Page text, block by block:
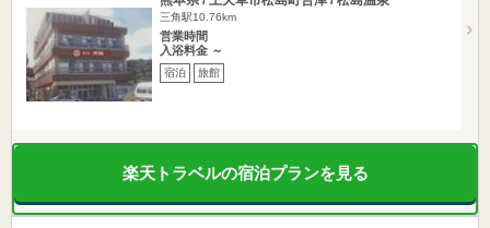
三角駅10.76km
営業時間
入浴料金 ～
宿泊 旅館
楽天トラベルの宿泊プランを見る